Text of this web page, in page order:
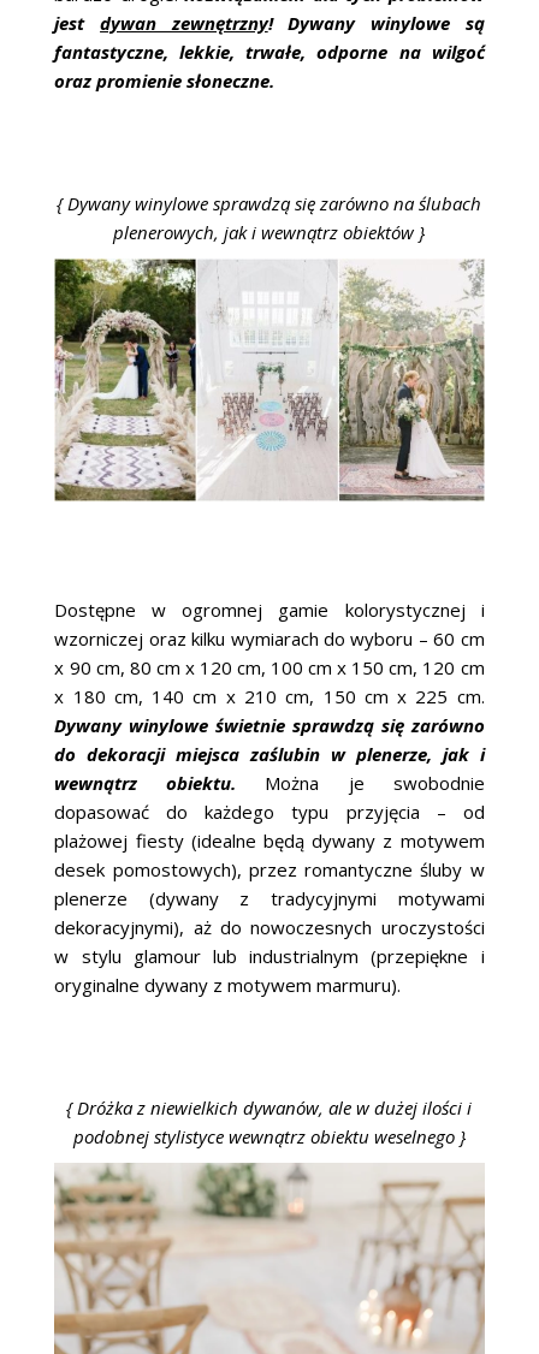
jestdywan zewnętrzny!Dywany winylowe są
fantastyczne, lekkie, trwałe, odporne na wilgoć
oraz promienie słoneczne.
{ Dywany winylowe sprawdzą się zarówno na ślubach
plenerowych, jak i wewnątrz obiektów }
Dostępne w ogromnej gamie kolorystycznej i
wzorniczej oraz kilku wymiarach do wyboru – 60 cm
x 90 cm, 80 cm x 120 cm, 100 cm x 150 cm, 120 cm
x 180 cm, 140 cm x 210 cm, 150 cm x 225 cm.
Dywany winylowe świetnie sprawdzą się zarówno
do dekoracji miejsca zaślubin w plenerze, jak i
wewnątrz obiektu. Można je swobodnie
dopasować do każdego typu przyjęcia – od
plażowej fiesty (idealne będą dywany z motywem
desek pomostowych), przez romantyczne śluby w
plenerze (dywany z tradycyjnymi motywami
dekoracyjnymi), aż do nowoczesnych uroczystości
w stylu glamour lub industrialnym (przepiękne i
oryginalne dywany z motywem marmuru).
{ Dróżka z niewielkich dywanów, ale w dużej ilości i
podobnej stylistyce wewnątrz obiektu weselnego }